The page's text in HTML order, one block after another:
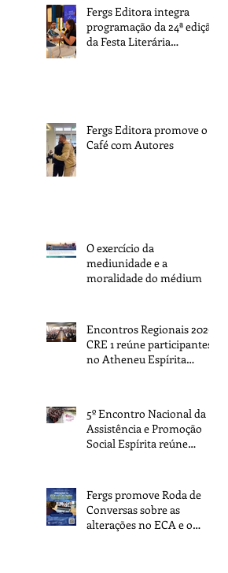
Fergs Editora integra
programação da 24ª edição
da Festa Literária
Fergs Editora promove o 1º
Café com Autores
O exercício da
mediunidade e a
moralidade do médium
Encontros Regionais 2026:
CRE 1 reúne participantes
no Atheneu Espírita
5º Encontro Nacional da
Assistência e Promoção
Social Espírita reúne
Fergs promove Roda de
Conversas sobre as
alterações no ECA e o